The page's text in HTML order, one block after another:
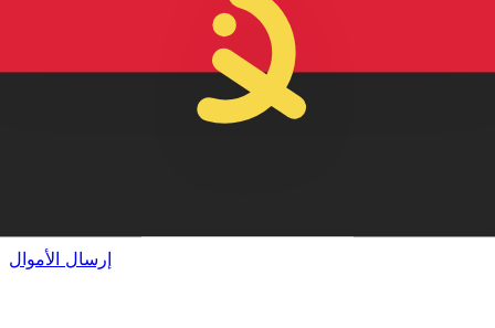
إرسال الأموال